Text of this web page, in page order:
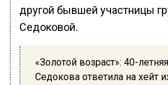
другой бывшей участницы
Седоковой.
«Золотой возраст»: 40-
Седокова ответила на хейт